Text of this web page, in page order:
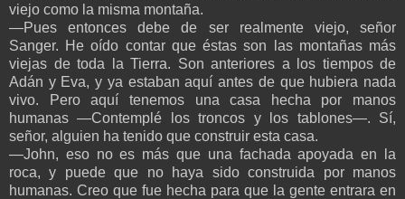
viejo como la misma montaña.
—Pues entonces debe de ser realmente viejo, señor
Sanger. He oído contar que éstas son las montañas más
viejas de toda la Tierra. Son anteriores a los tiempos de
Adán y Eva, y ya estaban aquí antes de que hubiera nada
vivo. Pero aquí tenemos una casa hecha por manos
humanas —Contemplé los troncos y los tablones—. Sí,
señor, alguien ha tenido que construir esta casa.
—John, eso no es más que una fachada apoyada en la
roca, y puede que no haya sido construida por manos
humanas. Creo que fue hecha para que la gente entrara en